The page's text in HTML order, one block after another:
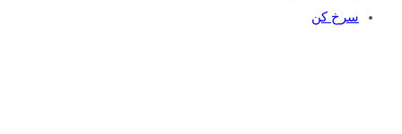
سرخ کن